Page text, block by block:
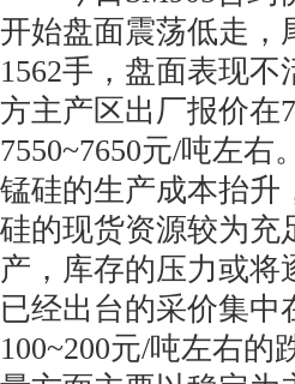
开始盘面震荡低走，
1562手，盘面表现
方主产区出厂报价在
7550~7650元/吨左
锰硅的生产成本抬升
硅的现货资源较为充
产，库存的压力或将
已经出台的采价集中
100~200元/吨左右